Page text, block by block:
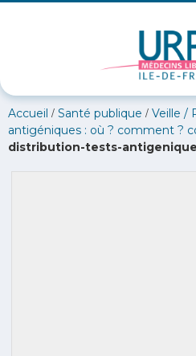
Accueil / Santé publique / Veille /
antigéniques : où ? comment ?
distribution-tests-